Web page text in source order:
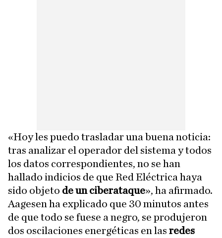
«Hoy les puedo trasladar una buena noticia:
tras analizar el operador del sistema y todos
los datos correspondientes, no se han
hallado indicios de que Red Eléctrica haya
sido objeto de un ciberataque», ha afirmado.
Aagesen ha explicado que 30 minutos antes
de que todo se fuese a negro, se produjeron
dos oscilaciones energéticas en las redes